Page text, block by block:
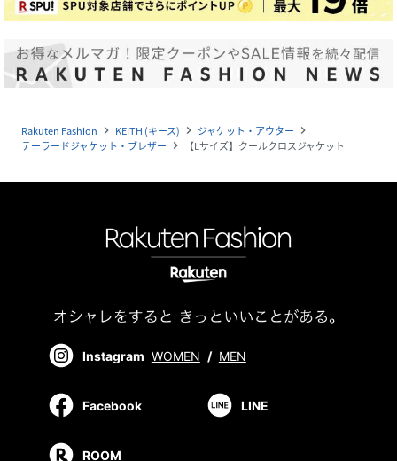
Rakuten Fashion navigate_next KEITH (キース) navigate_next ジャケット・アウター navigate_next
テーラードジャケット・ブレザー navigate_next 【Lサイズ】クールクロスジャケット
Instagram WOMEN / MEN
Facebook LINE
ROOM